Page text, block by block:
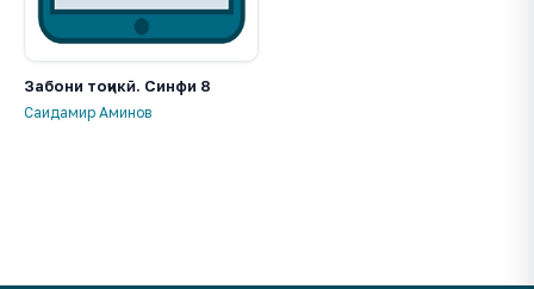
Забони тоҷикӣ. Синфи 8
Саидамир Аминов